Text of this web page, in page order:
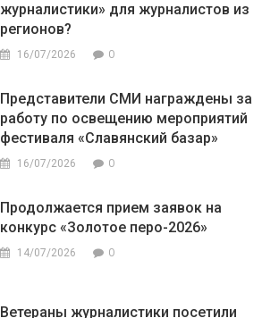
журналистики» для журналистов из
регионов?
16/07/2026 0
Представители СМИ награждены за
работу по освещению мероприятий
фестиваля «Славянский базар»
16/07/2026 0
Продолжается прием заявок на
конкурс «Золотое перо-2026»
14/07/2026 0
Ветераны журналистики посетили